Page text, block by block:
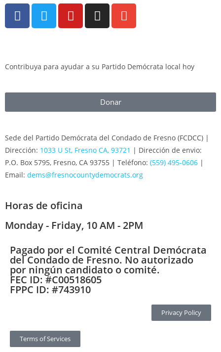
Contribuya para ayudar a su Partido Demócrata local hoy
Donar
Sede del Partido Demócrata del Condado de Fresno (FCDCC) |
Dirección: 1033 U St, Fresno CA, 93721 | Dirección de envio:
P.O. Box 5795, Fresno, CA 93755 | Teléfono: (559) 495-0606 |
Email: dems@fresnocountydemocrats.org
Horas de oficina
Monday - Friday, 10 AM - 2PM
Pagado por el Comité Central Demócrata
del Condado de Fresno. No autorizado
por ningún candidato o comité.
FEC ID: #C00518605
FPPC ID: #743910
Privacy Policy
Terms of Services